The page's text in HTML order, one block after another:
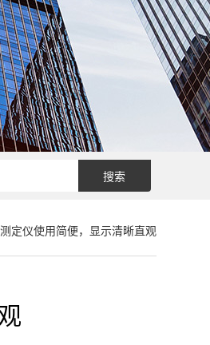
定仪使用简便，显示清晰直观